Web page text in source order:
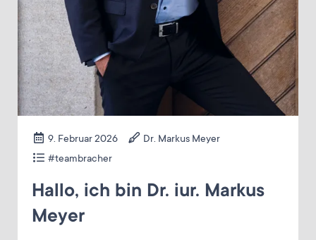
9. Februar 2026
Dr. Markus Meyer
#teambracher
Hallo, ich bin Dr. iur. Markus
Meyer